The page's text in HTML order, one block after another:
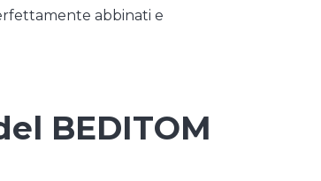
abbinati e
BEDITOM